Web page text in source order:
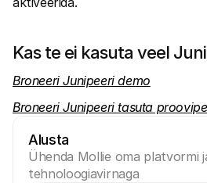
Kas te ei kasuta veel
Broneeri Junipeeri demo
Broneeri Junipeeri tasuta
Alusta
Ühenda Mollie oma platvormi
tehnoloogiavirnaga